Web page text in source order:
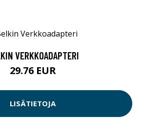
VERKKOADAPTERI
29.76 EUR
LISÄTIETOJA